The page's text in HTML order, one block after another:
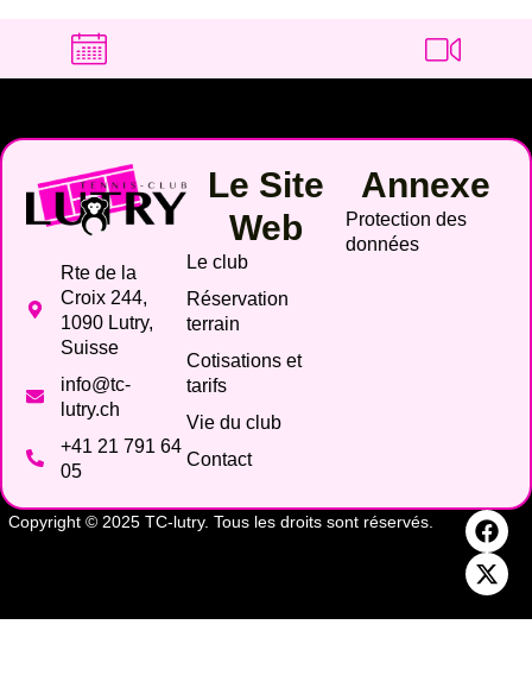
Rte de la
Croix 244,
1090 Lutry,
Suisse
info@tc-
lutry.ch
+41 21 791 64
05
Le Site
Web
Le club
Réservation
terrain
Cotisations et
tarifs
Vie du club
Contact
Annexe
Protection des
données
Copyright © 2025 TC-lutry. Tous les droits sont réservés.